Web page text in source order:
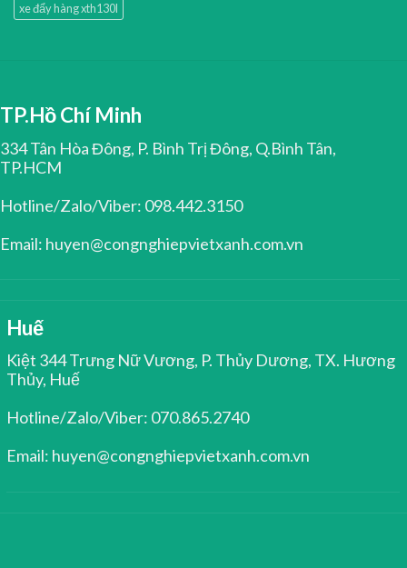
xe đẩy hàng xth130l
TP.Hồ Chí Minh
334 Tân Hòa Đông, P. Bình Trị Đông, Q.Bình Tân,
TP.HCM
Hotline/Zalo/Viber: 098.442.3150
Email: huyen@congnghiepvietxanh.com.vn
Huế
Kiệt 344 Trưng Nữ Vương, P. Thủy Dương, TX. Hương
Thủy, Huế
Hotline/Zalo/Viber: 070.865.2740
Email: huyen@congnghiepvietxanh.com.vn